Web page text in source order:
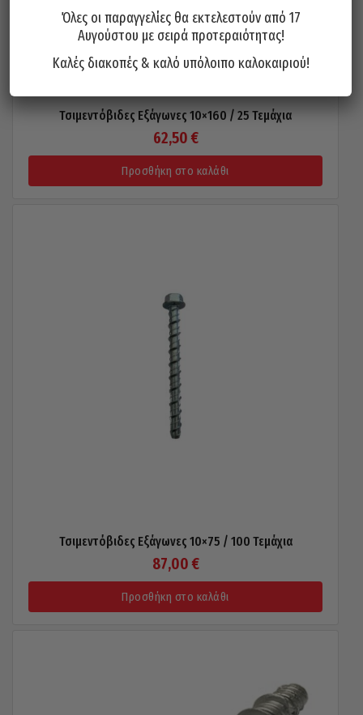
Τσιμεντόβιδες Εξάγωνες 10×160 / 25 Τεμάχια
62,50 €
Προσθήκη στο καλάθι
Τσιμεντόβιδες Εξάγωνες 10×75 / 100 Τεμάχια
87,00 €
Προσθήκη στο καλάθι
Όλες οι παραγγελίες θα εκτελεστούν από 17
Αυγούστου με σειρά προτεραιότητας!
Καλές διακοπές & καλό υπόλοιπο καλοκαιριού!